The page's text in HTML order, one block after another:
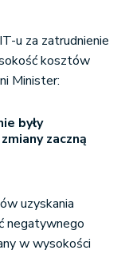
u za zatrudnienie
kosztów
Minister:
były
zaczną
uzyskania
negatywnego
w wysokości